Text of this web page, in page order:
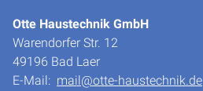
Otte Haustechnik GmbH
Warendorfer Str. 12
49196 Bad Laer
E-Mail: mail@otte-haustechnik.de